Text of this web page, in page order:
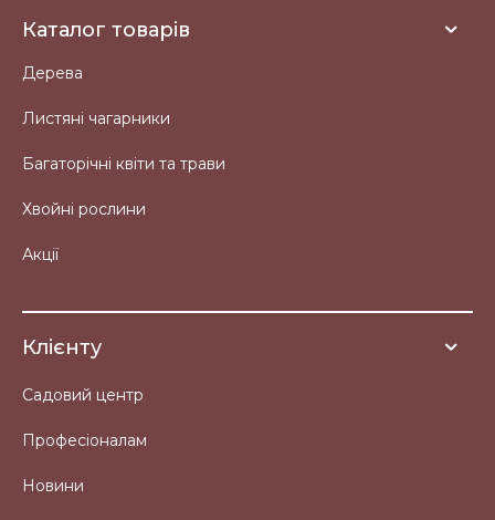
Каталог товарів
Дерева
Листяні чагарники
Багаторічні квіти та трави
Хвойні рослини
Акції
Клієнту
Садовий центр
Професіоналам
Новини